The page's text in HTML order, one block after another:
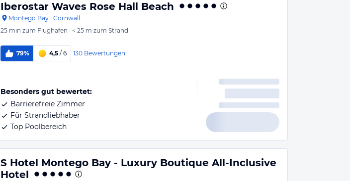
Iberostar Waves Rose Hall Beach
Montego Bay · Cornwall
25 min zum Flughafen · < 25 m zum Strand
79% 4,5 / 6 130 Bewertungen
Besonders gut bewertet:
Barrierefreie Zimmer
Für Strandliebhaber
Top Poolbereich
S Hotel Montego Bay - Luxury Boutique All-Inclusive
Hotel